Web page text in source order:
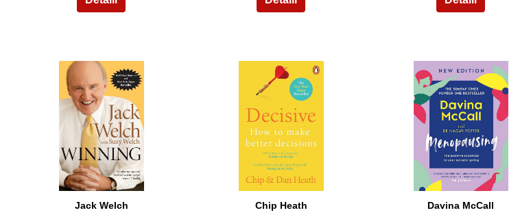
11
Jack Welch
12
Chip Heath
13
Davina McCall